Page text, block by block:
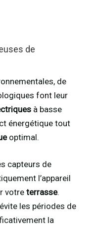
de
de
font leur
à basse
énergétique tout
optimal.
capteurs de
l’appareil
votre terrasse.
les périodes de
la